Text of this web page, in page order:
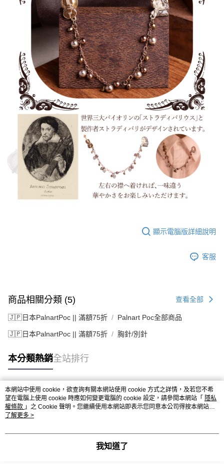
顯示電腦版詳細說明
客服
商品相關分類 (5) 查看全部
🇯🇵日本PalnartPoc || 滿額75折 Palnart Poc全部商品
🇯🇵日本PalnartPoc || 滿額75折 胸針/別針
本分類熱銷全站排行
熱門標籤
本網站中使用 cookie，欲查詢有關本網站使用 cookie 方式之詳情，及若您不希
望在電腦上使用 cookie 時應如何變更電腦的 cookie 設定，請參閱本網站「 隱私
權條款 」之 Cookie 聲明。您繼續使用本網站即表示您同意本公司得按本網站使
用條款之 Cookie 聲明使用 cookie。
了解更多 >
我知道了